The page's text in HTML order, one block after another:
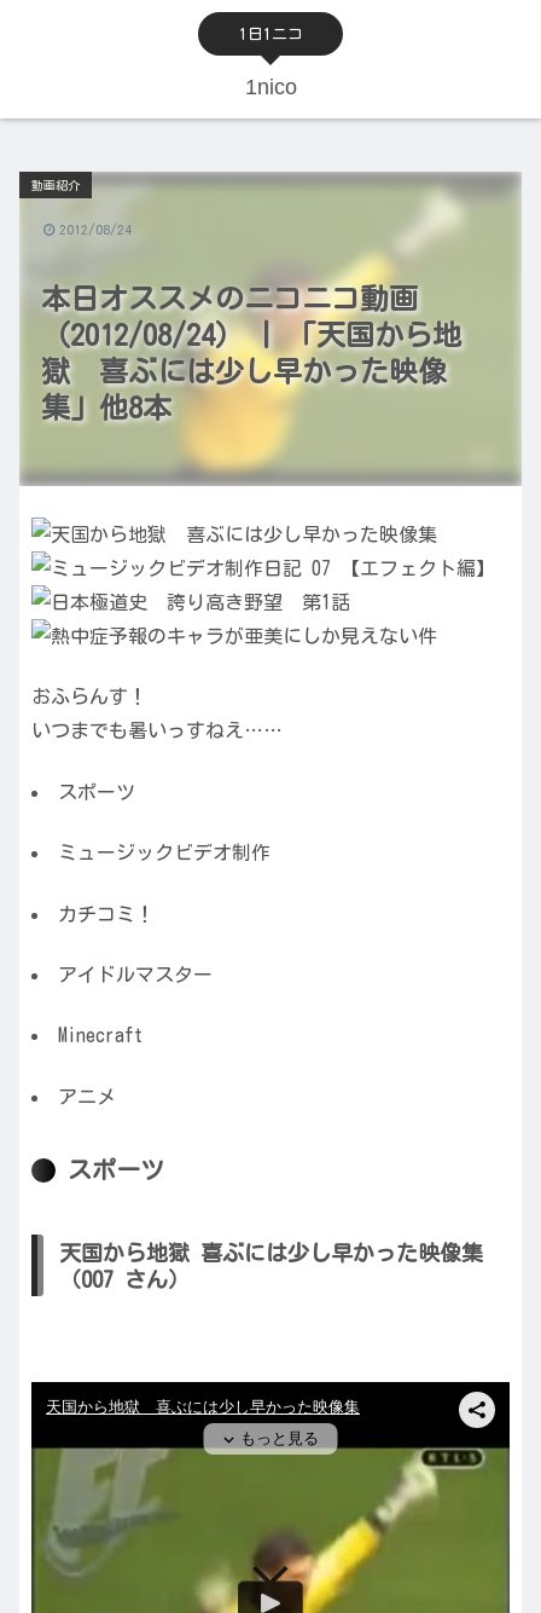
1日1ニコ
1nico
本日オススメのニコニコ動画
（2012/08/24） | 「天国から地
獄 喜ぶには少し早かった映像
集」他8本
動画紹介
2012/08/24
おふらんす！
いつまでも暑いっすねえ……
スポーツ
ミュージックビデオ制作
カチコミ！
アイドルマスター
Minecraft
アニメ
スポーツ
天国から地獄 喜ぶには少し早かった映像集
（007 さん）